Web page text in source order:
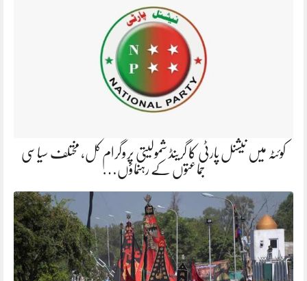
کوئٹہ میں نیشنل پارٹی کا گرینڈ شمولیتی پروگرام کل، مختلف سیاسی
جماعتوں کے رہنماؤں…